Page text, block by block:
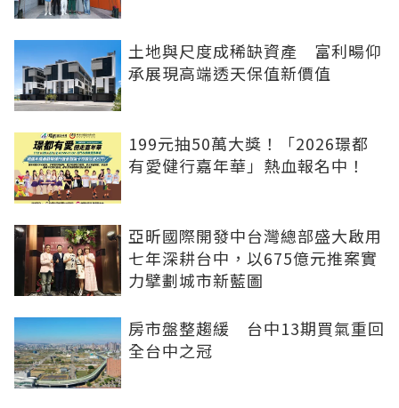
土地與尺度成稀缺資產 富利暘仰
承展現高端透天保值新價值
199元抽50萬大獎！「2026璟都
有愛健行嘉年華」熱血報名中！
亞昕國際開發中台灣總部盛大啟用
七年深耕台中，以675億元推案實
力擘劃城市新藍圖
房市盤整趨緩 台中13期買氣重回
全台中之冠